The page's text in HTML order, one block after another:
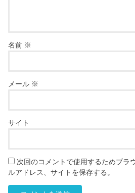
名前 ※
メール ※
サイト
次回のコメントで使用するためブラ
ルアドレス、サイトを保存する。